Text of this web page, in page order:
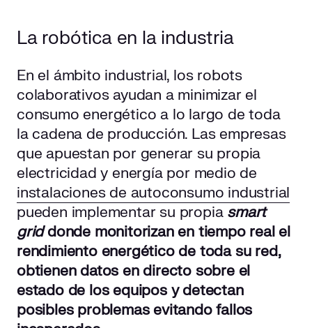
La robótica en la industria
En el ámbito industrial, los robots
colaborativos ayudan a minimizar el
consumo energético a lo largo de toda
la cadena de producción. Las empresas
que apuestan por generar su propia
electricidad y energía por medio de
instalaciones de autoconsumo industrial
pueden implementar su propia smart
griddonde monitorizan en tiempo real el
rendimiento energético de toda su red,
obtienen datos en directo sobre el
estado de los equipos y detectan
posibles problemas evitando fallos